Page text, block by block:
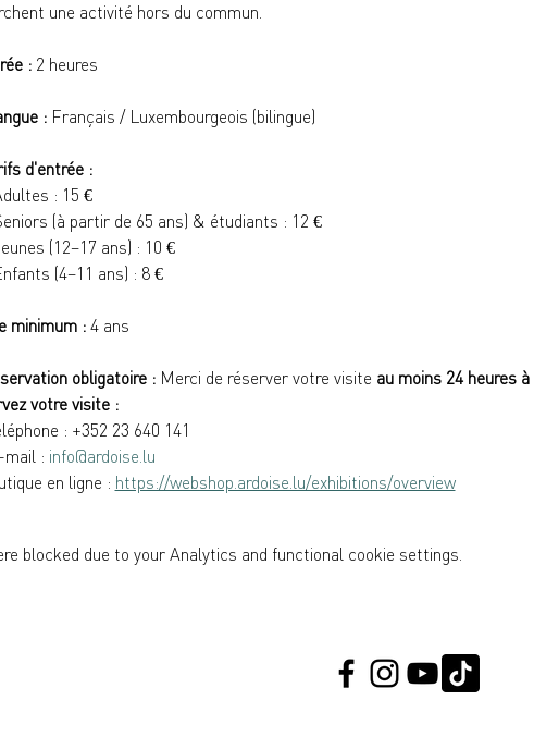
une activité hors du commun.
: 2 heures
: Français / Luxembourgeois (bilingue)
d'entrée :
: 15 €
(à partir de 65 ans) & étudiants : 12 €
(12–17 ans) : 10 €
(4–11 ans) : 8 €
minimum : 4 ans
obligatoire : Merci de réserver votre visite au moins 24 heures
votre visite :
: +352 23 640 141
: info@ardoise.lu
en ligne : https://webshop.ardoise.lu/exhibitions/overview
blocked due to your Analytics and functional cookie settings.